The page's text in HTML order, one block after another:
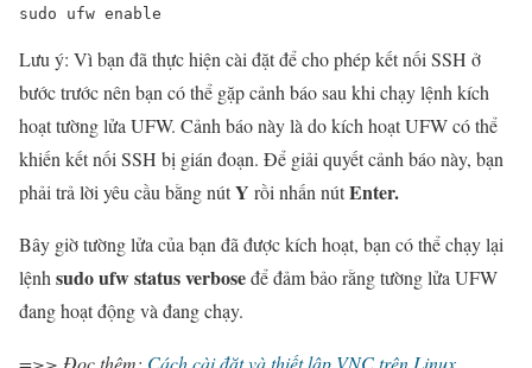
sudo ufw enable
Lưu ý: Vì bạn đã thực hiện cài đặt để cho phép kết nối SSH ở
bước trước nên bạn có thể gặp cảnh báo sau khi chạy lệnh kích
hoạt tường lửa UFW. Cảnh báo này là do kích hoạt UFW có thể
khiến kết nối SSH bị gián đoạn. Để giải quyết cảnh báo này, bạn
phải trả lời yêu cầu bằng nútY rồi nhấn nútEnter.
Bây giờ tường lửa của bạn đã được kích hoạt, bạn có thể chạy lại
lệnhsudo ufw status verboseđể đảm bảo rằng tường lửa UFW
đang hoạt động và đang chạy.